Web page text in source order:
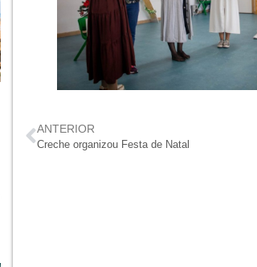
ANTERIOR
Creche organizou Festa de Natal